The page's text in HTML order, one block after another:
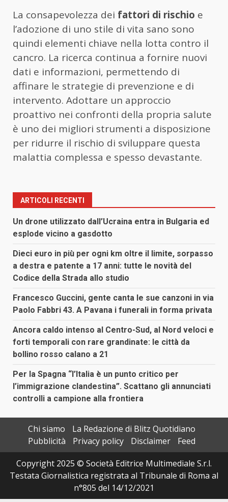
La consapevolezza dei fattori di rischio e
l’adozione di uno stile di vita sano sono
quindi elementi chiave nella lotta contro il
cancro. La ricerca continua a fornire nuovi
dati e informazioni, permettendo di
affinare le strategie di prevenzione e di
intervento. Adottare un approccio
proattivo nei confronti della propria salute
è uno dei migliori strumenti a disposizione
per ridurre il rischio di sviluppare questa
malattia complessa e spesso devastante.
ARTICOLI RECENTI
Un drone utilizzato dall’Ucraina entra in Bulgaria ed
esplode vicino a gasdotto
Dieci euro in più per ogni km oltre il limite, sorpasso
a destra e patente a 17 anni: tutte le novità del
Codice della Strada allo studio
Francesco Guccini, gente canta le sue canzoni in via
Paolo Fabbri 43. A Pavana i funerali in forma privata
Ancora caldo intenso al Centro-Sud, al Nord veloci e
forti temporali con rare grandinate: le città da
bollino rosso calano a 21
Per la Spagna “l’Italia è un punto critico per
l’immigrazione clandestina”. Scattano gli annunciati
controlli a campione alla frontiera
Chi siamo
La Redazione di Blitz Quotidiano
Pubblicità
Privacy policy Disclaimer
Feed
Copyright 2025 © Società Editrice Multimediale S.r.l.
Testata Giornalistica registrata al Tribunale di Roma al
n°805 del 14/12/2021